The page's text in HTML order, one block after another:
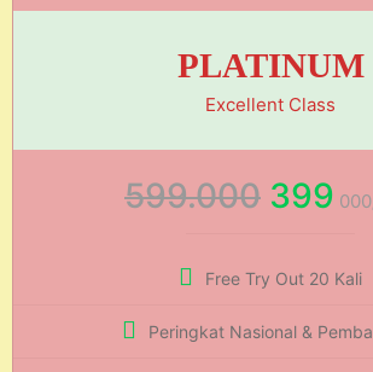
PLATINUM
Excellent Class
599.000 399
Free Try Out 20 Kali
Peringkat Nasional &